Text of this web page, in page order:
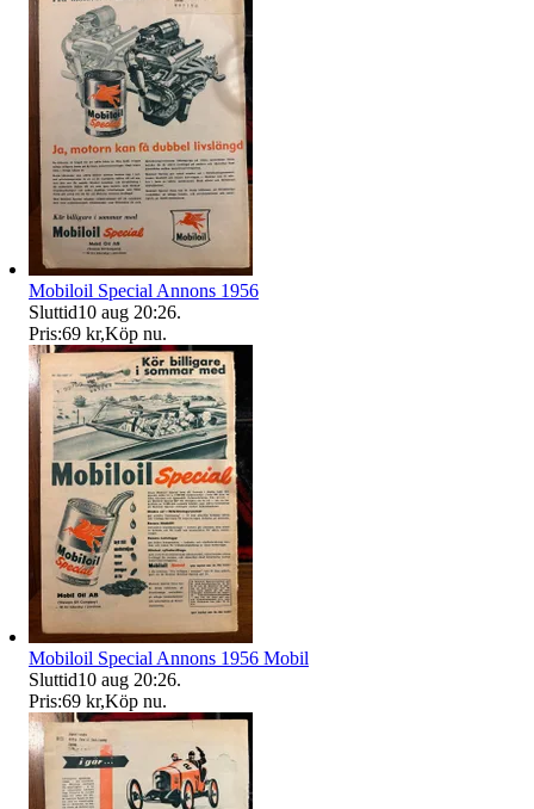
Mobiloil Special Annons 1956
Sluttid10 aug 20:26.
Pris:69 kr,Köp nu.
Mobiloil Special Annons 1956 Mobil
Sluttid10 aug 20:26.
Pris:69 kr,Köp nu.